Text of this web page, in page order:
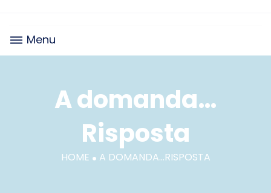
Menu
A domanda…
Risposta
HOME · A DOMANDA…RISPOSTA